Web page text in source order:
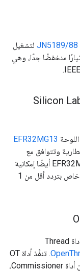
JN5189/88 لتشغيل
منخفضًا جدًا، وهي
EFR32MG13
وتتوافق مع
معيارَي Zigbee وThread. تتضمّن أجهزة EFR32MG13 أيضًا إمكانية
استخدام البلوتوث المنخفض الطاقة وبروتوكول خاص بتردد أقل من 1
: أطلقنا إصدارًا من أداة Thread
. تنفِّذ أداة OT
Commissioner كلاً من الإصدارين 1.1 و1.2 من أداة Commissioner،